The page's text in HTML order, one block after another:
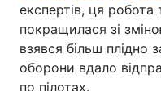
експертів, ця
покращилася зі
взявся більш плідно
оборони вдало
по пілотах.